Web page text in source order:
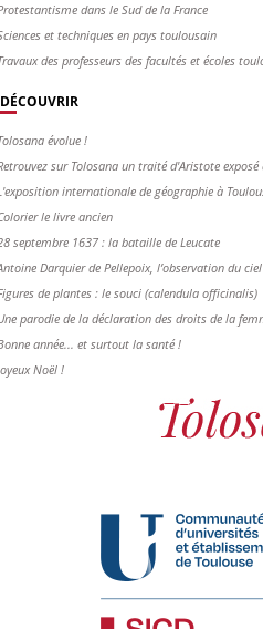
dans le Sud de la France
et techniques en pays toulousain
des professeurs des facultés et écoles
DÉCOUVRIR
évolue !
sur Tolosana un traité d'Aristote exposé
internationale de géographie à
le livre ancien
septembre 1637 : la bataille de Leucate
Darquier de Pellepoix, l’observation du
de plantes : le souci (calendula officinalis)
parodie de la déclaration des droits de la
année... et surtout la santé !
Noël !